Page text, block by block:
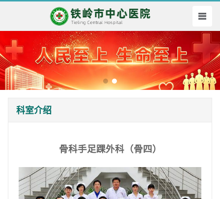
科室介绍
骨科手足踝外科（骨四）